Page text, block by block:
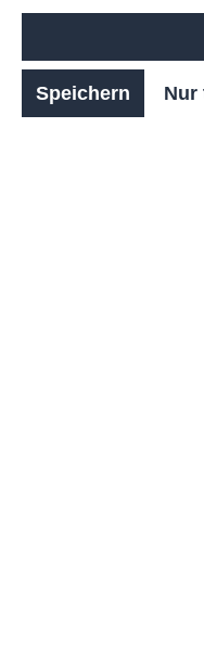
oder
lieferbar.
ist er
Speichern Nur